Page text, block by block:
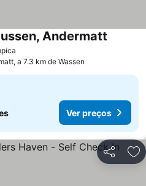
Andermatt
a 7.3 km de Wassen
Ver preços
Partilhar